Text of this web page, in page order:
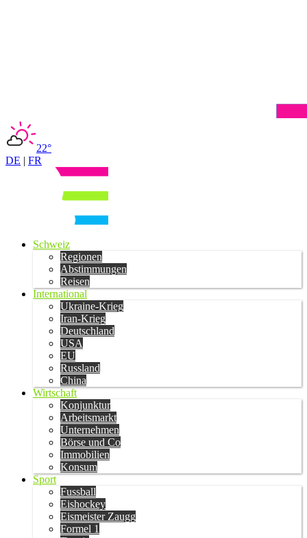
22°
DE | FR
Schweiz
Regionen
Abstimmungen
Reisen
International
Ukraine-Krieg
Iran-Krieg
Deutschland
USA
EU
Russland
China
Wirtschaft
Konjunktur
Arbeitsmarkt
Unternehmen
Börse und Co
Immobilien
Konsum
Sport
Fussball
Eishockey
Eismeister Zaugg
Formel 1